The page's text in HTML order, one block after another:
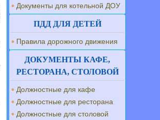
Документы для котельной ДОУ
ПДД ДЛЯ ДЕТЕЙ
Правила дорожного движения
ДОКУМЕНТЫ КАФЕ,
РЕСТОРАНА, СТОЛОВОЙ
Должностные для кафе
Должностные для ресторана
Должностные для столовой